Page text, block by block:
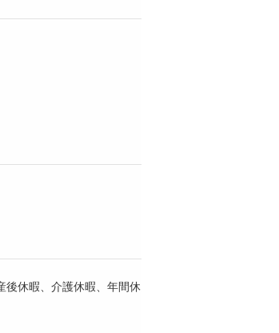
後休暇、介護休暇、年間休